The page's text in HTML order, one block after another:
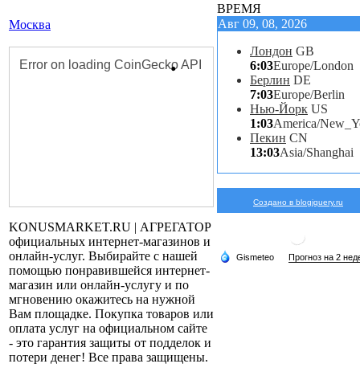
Москва
KONUSMARKET.RU | АГРЕГАТОР
официальных интернет-магазинов и
онлайн-услуг. Выбирайте с нашей
помощью понравившейся интернет-
магазин или онлайн-услугу и по
мгновению окажитесь на нужной
Вам площадке. Покупка товаров или
оплата услуг на официальном сайте
- это гарантия защиты от подделок и
потери денег! Все права защищены.
ВРЕМЯ
Авг 09, 08, 2026
Лондон GB
6:03Europe/London
Берлин DE
7:03Europe/Berlin
Нью-Йорк US
1:03America/
Пекин CN
13:03Asia/Shanghai
Создано в blogjquery.ru